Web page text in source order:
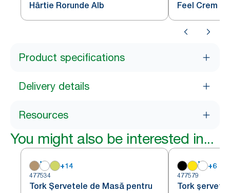
Hârtie Rorunde Alb
Feel Crem
Product specifications
Delivery details
Resources
You might also be interested in...
+14
477534
Tork Șervetele de Masă pentru
+6
477579
Tork